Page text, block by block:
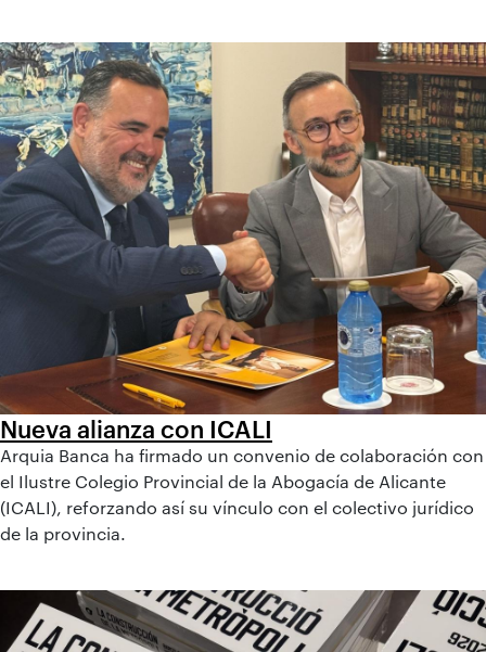
Nueva alianza con ICALI
Arquia Banca ha firmado un convenio de colaboración con
el Ilustre Colegio Provincial de la Abogacía de Alicante
(ICALI), reforzando así su vínculo con el colectivo jurídico
de la provincia.